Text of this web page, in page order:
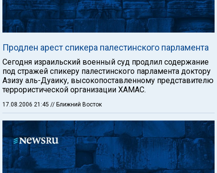
Продлен арест спикера палестинского парламента
Сегодня израильский военный суд продлил содержание
под стражей спикеру палестинского парламента доктору
Азизу аль-Дуаику, высокопоставленному представителю
террористической организации ХАМАС.
17.08.2006 21:45 // Ближний Восток